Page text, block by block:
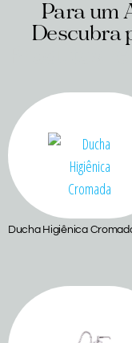
Para um
Descubra
Ducha Higiênica